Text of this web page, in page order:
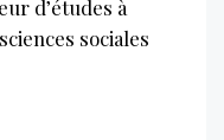
d’études à
sociales